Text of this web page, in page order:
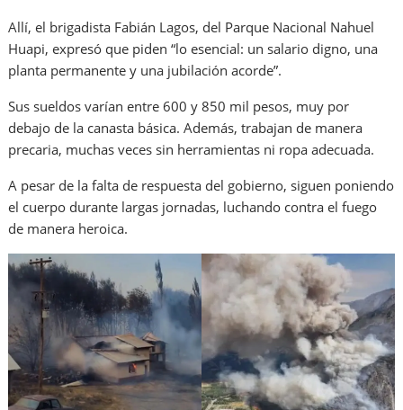
Allí, el brigadista Fabián Lagos, del Parque Nacional Nahuel
Huapi, expresó que piden “lo esencial: un salario digno, una
planta permanente y una jubilación acorde”.
Sus sueldos varían entre 600 y 850 mil pesos, muy por
debajo de la canasta básica. Además, trabajan de manera
precaria, muchas veces sin herramientas ni ropa adecuada.
A pesar de la falta de respuesta del gobierno, siguen poniendo
el cuerpo durante largas jornadas, luchando contra el fuego
de manera heroica.